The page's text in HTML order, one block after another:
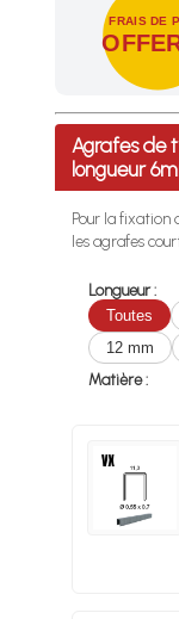
FRAIS DE
Profitez des
Agrafes de
longueur
Pour la fixation
les agrafes
Longueur :
Toutes
12 mm
Matière :